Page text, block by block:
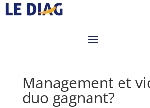
Management et
duo gagnant?